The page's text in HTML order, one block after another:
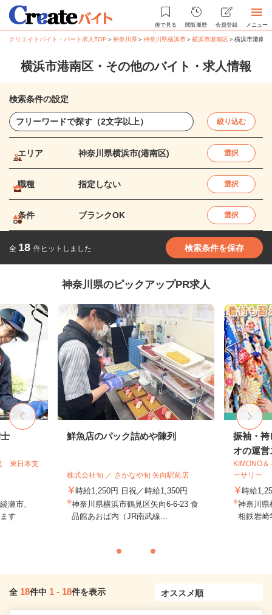
後で見る 閲覧履歴 会員登録 メニュー
クリエイトバイト・パート求人TOP ＞神奈川県＞神奈川県横浜市＞横浜市港南区＞横浜市港南
横浜市港南区・その他のバイト・求人情報
検索条件の設定
絞り込む
エリア 神奈川県横浜市(港南区) 選択
職種 指定しない 選択
条件 ブランクOK 選択
全 18 件ヒットしました 検索条件を保存
神奈川県のピックアップPR求人
東日本支
瀬市、
す
鮮魚店のパック詰めや陳列
株式会社旬 ／ さかなや旬 矢向駅前店
時給1,250円 日祝／時給1,350円
神奈川県横浜市鶴見区矢向6-6-23 食
品館あおば内（JR南武線...
振袖・袴
オの運営
KIMONO
ーサリー
時給
神奈川
相鉄岩崎
全 18件中 1 - 18件を表示